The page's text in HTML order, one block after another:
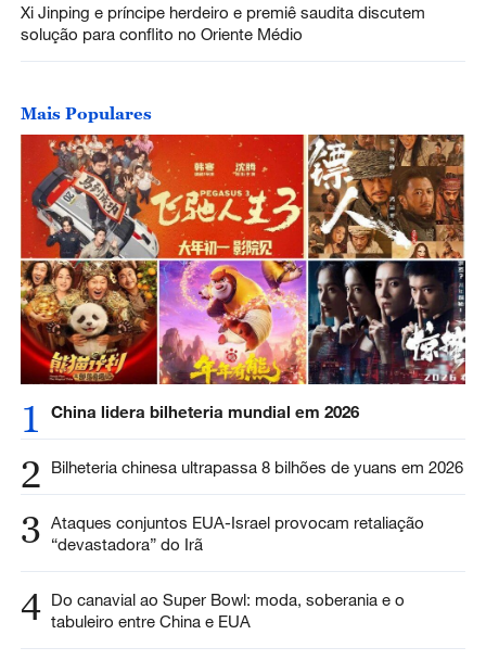
Xi Jinping e príncipe herdeiro e premiê saudita discutem
solução para conflito no Oriente Médio
Mais Populares
1 China lidera bilheteria mundial em 2026
2 Bilheteria chinesa ultrapassa 8 bilhões de yuans em 2026
3 Ataques conjuntos EUA-Israel provocam retaliação
“devastadora” do Irã
4 Do canavial ao Super Bowl: moda, soberania e o
tabuleiro entre China e EUA